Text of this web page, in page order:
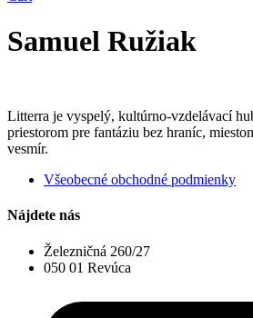
Samuel Ružiak
Litterra je vyspelý, kultúrno-vzdelávací
priestorom pre fantáziu bez hraníc,
vesmír.
Všeobecné obchodné podmienky
Nájdete nás
Železničná 260/27
050 01 Revúca